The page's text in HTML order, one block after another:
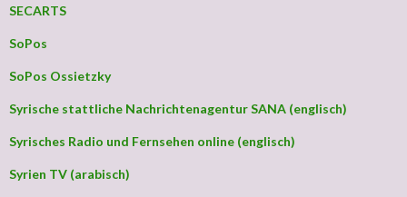
SECARTS
SoPos
SoPos Ossietzky
Syrische stattliche Nachrichtenagentur SANA (englisch)
Syrisches Radio und Fernsehen online (englisch)
Syrien TV (arabisch)